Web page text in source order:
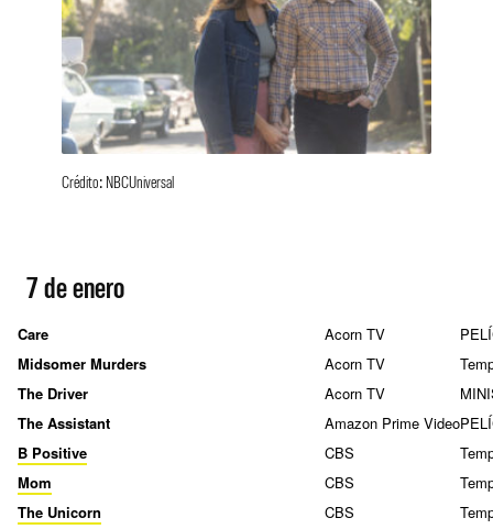
Crédito: NBCUniversal
7 de enero
Care Acorn TV
Midsomer Murders
Acorn TV
The Driver
Acorn TV
The Assistant
Amazon Prime Video
B Positive
CBS
Mom
CBS
The Unicorn
CBS